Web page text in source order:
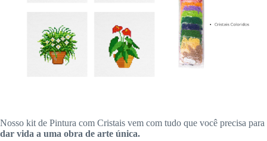
Nosso kit de Pintura com Cristais vem com tudo que você precisa para
dar vida a uma obra de arte única.